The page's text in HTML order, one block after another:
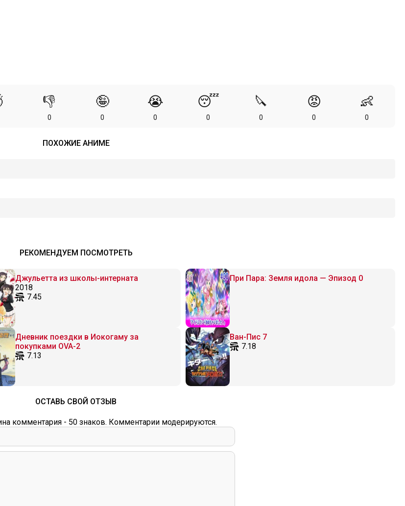
👎
0
🤪
0
😭
0
😴
0
🔪
0
😡
0
👶
0
ПОХОЖИЕ АНИМЕ
РЕКОМЕНДУЕМ ПОСМОТРЕТЬ
Джульетта из школы-интерната
2018
7.45
При Пара: Земля идола — Эпизод 0
Дневник поездки в Иокогаму за
покупками OVA-2
7.13
Ван-Пис 7
7.18
ОСТАВЬ СВОЙ ОТЗЫВ
комментария - 50 знаков. Комментарии модерируются.